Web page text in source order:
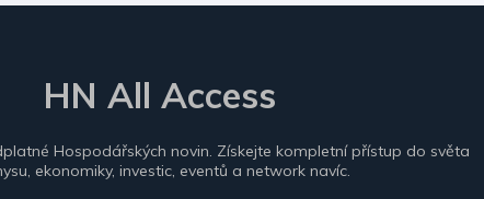
HN All Access
Hospodářských novin. Získejte kompletní přístup do světa
ekonomiky, investic, eventů a network navíc.